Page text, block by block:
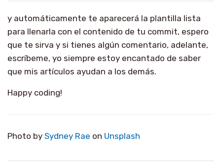
y automáticamente te aparecerá la plantilla lista
para llenarla con el contenido de tu commit, espero
que te sirva y si tienes algún comentario, adelante,
escríbeme, yo siempre estoy encantado de saber
que mis artículos ayudan a los demás.
Happy coding!
Photo by Sydney Rae on Unsplash